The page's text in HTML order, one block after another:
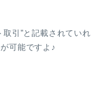
引”と記載されていれ
可能ですよ♪